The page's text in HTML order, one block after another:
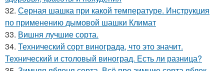
32. Серная шашка при какой температуре. Инструкция
по применению дымовой шашки Климат
33. Вишня лучшие сорта.
34. Технический сорт винограда, что это значит.
Технический и столовый виноград. Есть ли разница?